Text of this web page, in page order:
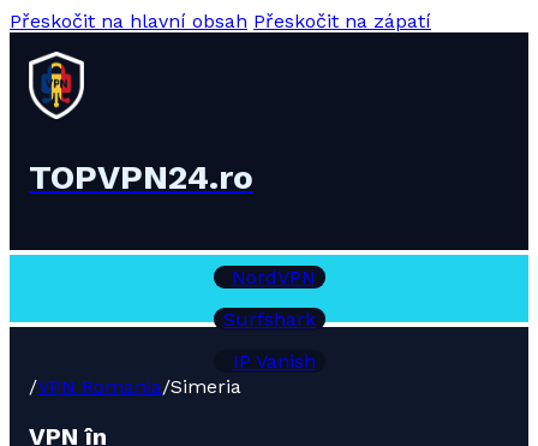
Přeskočit na hlavní obsah Přeskočit na zápatí
TOPVPN24.ro
NordVPN
Surfshark
IP Vanish
/VPN Romania/Simeria
VPN în